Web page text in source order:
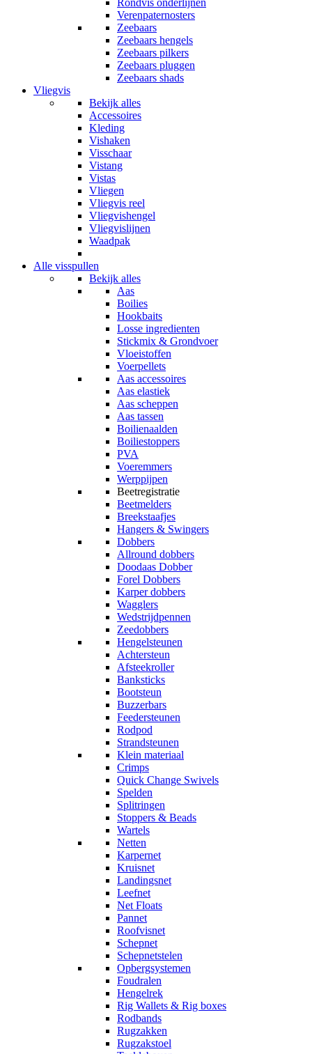
Rondvis onderlijnen
Verenpaternosters
Zeebaars
Zeebaars hengels
Zeebaars pilkers
Zeebaars pluggen
Zeebaars shads
Vliegvis
Bekijk alles
Accessoires
Kleding
Vishaken
Visschaar
Vistang
Vistas
Vliegen
Vliegvis reel
Vliegvishengel
Vliegvislijnen
Waadpak
Alle visspullen
Bekijk alles
Aas
Boilies
Hookbaits
Losse ingredienten
Stickmix & Grondvoer
Vloeistoffen
Voerpellets
Aas accessoires
Aas elastiek
Aas scheppen
Aas tassen
Boilienaalden
Boiliestoppers
PVA
Voeremmers
Werppijpen
Beetregistratie
Beetmelders
Breekstaafjes
Hangers & Swingers
Dobbers
Allround dobbers
Doodaas Dobber
Forel Dobbers
Karper dobbers
Wagglers
Wedstrijdpennen
Zeedobbers
Hengelsteunen
Achtersteun
Afsteekroller
Banksticks
Bootsteun
Buzzerbars
Feedersteunen
Rodpod
Strandsteunen
Klein materiaal
Crimps
Quick Change Swivels
Spelden
Splitringen
Stoppers & Beads
Wartels
Netten
Karpernet
Kruisnet
Landingsnet
Leefnet
Net Floats
Pannet
Roofvisnet
Schepnet
Schepnetstelen
Opbergsystemen
Foudralen
Hengelrek
Rig Wallets & Rig boxes
Rodbands
Rugzakken
Rugzakstoel